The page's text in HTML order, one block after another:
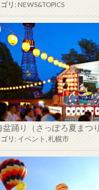
リ: NEWS&TOPICS
盆踊り（さっぽろ夏まつ
リ: イベント 札幌市